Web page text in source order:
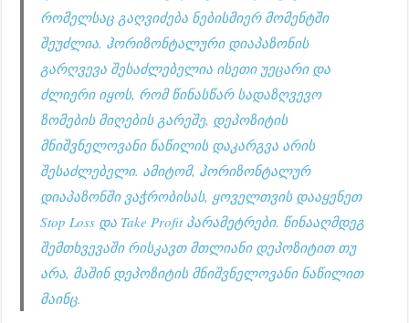
რომელსაც გაღვიძება ნებისმიერ მომენტში
შეუძლია. ჰორიზონტალური დიაპაზონის
გარღვევა შესაძლებელია ისეთი უეცარი და
ძლიერი იყოს, რომ წინასწარ სადაზღვევო
ზომების მიღების გარეშე, დეპოზიტის
მნიშვნელოვანი ნაწილის დაკარგვა არის
შესაძლებელი. ამიტომ, ჰორიზონტალურ
დიაპაზონში ვაჭრობისას, ყოველთვის დააყენეთ
Stop Loss და Take Profit პარამეტრები. წინააღმდეგ
შემთხვევაში რისკავთ მთლიანი დეპოზიტით თუ
არა, მაშინ დეპოზიტის მნიშვნელოვანი ნაწილით
მაინც.